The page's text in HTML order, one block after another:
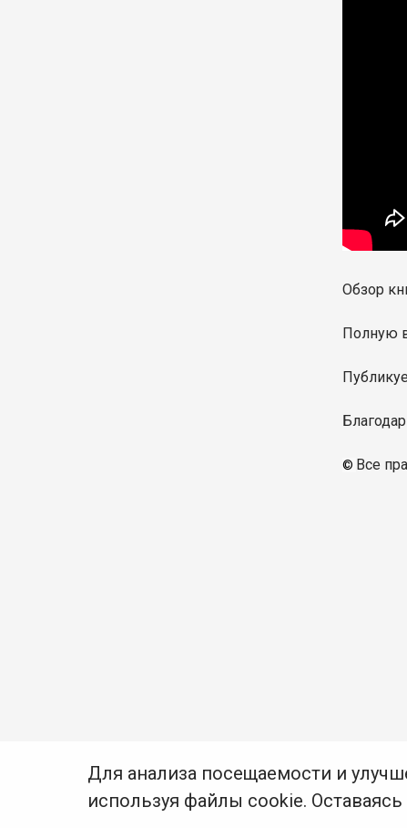
Обзор
Полную
© Все
Для анализа посещаемости и
используя файлы cookie.